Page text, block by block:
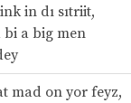
in dı sıtriit,
bi a big men
mad on yor feyz,